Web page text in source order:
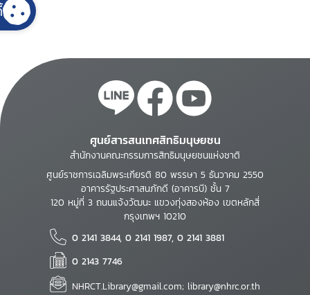
ศูนย์สารสนเทศสิทธิมนุษยชน
สำนักงานคณะกรรมการสิทธิมนุษยชนแห่งชาติ
ศูนย์ราชการเฉลิมพระเกียรติ 80 พรรษา 5 ธันวาคม 2550
อาคารรัฐประศาสนภักดี (อาคารบี) ชั้น 7
120 หมู่ที่ 3 ถนนแจ้งวัฒนะ แขวงทุ่งสองห้อง เขตหลักสี่
กรุงเทพฯ 10210
0 2141 3844, 0 2141 1987, 0 2141 3881
0 2143 7746
NHRCT.Library@gmail.com; library@nhrc.or.th